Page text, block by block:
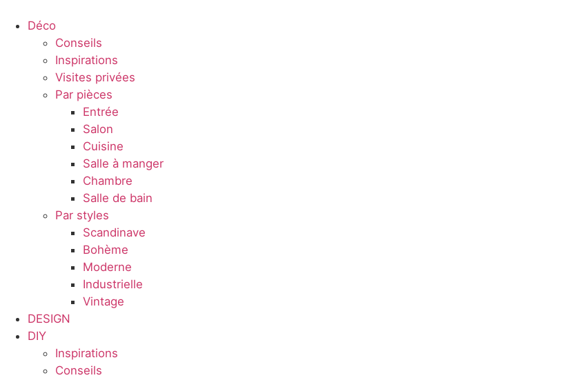
Déco
Conseils
Inspirations
Visites privées
Par pièces
Entrée
Salon
Cuisine
Salle à manger
Chambre
Salle de bain
Par styles
Scandinave
Bohème
Moderne
Industrielle
Vintage
DESIGN
DIY
Inspirations
Conseils